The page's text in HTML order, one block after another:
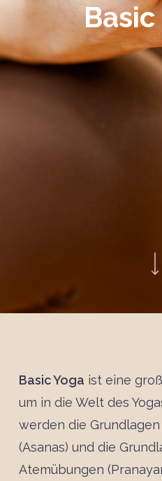
Basic
Basic Yoga ist eine
um in die Welt des
werden die
(Asanas) und die
Atemübungen